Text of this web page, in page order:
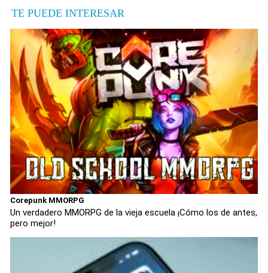
TE PUEDE INTERESAR
Corepunk MMORPG
Un verdadero MMORPG de la vieja escuela ¡Cómo los de antes,
pero mejor!